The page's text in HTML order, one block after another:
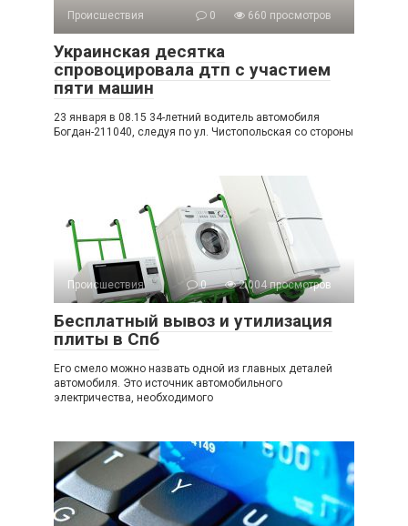
Происшествия 0 660 просмотров
Украинская десятка
спровоцировала дтп с участием
пяти машин
23 января в 08.15 34-летний водитель автомобиля
Богдан-211040, следуя по ул. Чистопольская со стороны
Происшествия 0 2 004 просмотров
Бесплатный вывоз и утилизация
плиты в Спб
Его смело можно назвать одной из главных деталей
автомобиля. Это источник автомобильного
электричества, необходимого